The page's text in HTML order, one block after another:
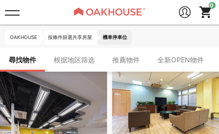
OAKHOUSE 按條件篩選共享房屋 機車停車位
尋找物件 根据地区筛选 推薦物件 全新OPEN物件